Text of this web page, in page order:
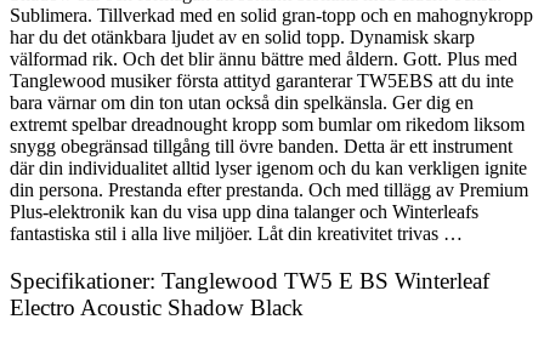
Sublimera. Tillverkad med en solid gran-topp och en mahognykropp
har du det otänkbara ljudet av en solid topp. Dynamisk skarp
välformad rik. Och det blir ännu bättre med åldern. Gott. Plus med
Tanglewood musiker första attityd garanterar TW5EBS att du inte
bara värnar om din ton utan också din spelkänsla. Ger dig en
extremt spelbar dreadnought kropp som bumlar om rikedom liksom
snygg obegränsad tillgång till övre banden. Detta är ett instrument
där din individualitet alltid lyser igenom och du kan verkligen ignite
din persona. Prestanda efter prestanda. Och med tillägg av Premium
Plus-elektronik kan du visa upp dina talanger och Winterleafs
fantastiska stil i alla live miljöer. Låt din kreativitet trivas …
Specifikationer: Tanglewood TW5 E BS Winterleaf
Electro Acoustic Shadow Black